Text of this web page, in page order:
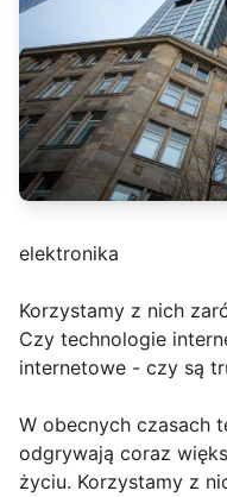
elektronika
Korzystamy z nich
Czy technologie
internetowe - czy są
W obecnych czasach
odgrywają coraz
życiu. Korzystamy z